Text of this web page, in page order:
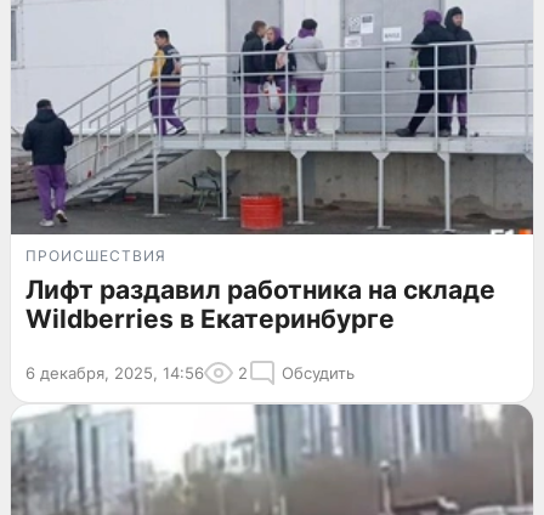
ПРОИСШЕСТВИЯ
Лифт раздавил работника на складе
Wildberries в Екатеринбурге
6 декабря, 2025, 14:56 2 Обсудить